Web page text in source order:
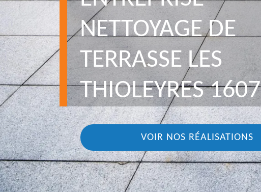
NETTOYAGE DE
TERRASSE LES
THIOLEYRES 1607
VOIR NOS RÉALISATIONS